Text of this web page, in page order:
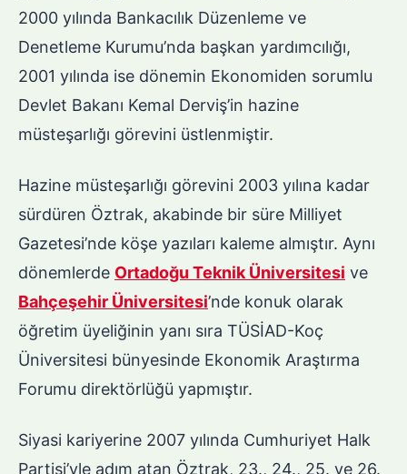
2000 yılında Bankacılık Düzenleme ve
Denetleme Kurumu’nda başkan yardımcılığı,
2001 yılında ise dönemin Ekonomiden sorumlu
Devlet Bakanı Kemal Derviş’in hazine
müsteşarlığı görevini üstlenmiştir.
Hazine müsteşarlığı görevini 2003 yılına kadar
sürdüren Öztrak, akabinde bir süre Milliyet
Gazetesi’nde köşe yazıları kaleme almıştır. Aynı
dönemlerde Ortadoğu Teknik Üniversitesi ve
Bahçeşehir Üniversitesi’nde konuk olarak
öğretim üyeliğinin yanı sıra TÜSİAD-Koç
Üniversitesi bünyesinde Ekonomik Araştırma
Forumu direktörlüğü yapmıştır.
Siyasi kariyerine 2007 yılında Cumhuriyet Halk
Partisi’yle adım atan Öztrak, 23., 24., 25. ve 26.